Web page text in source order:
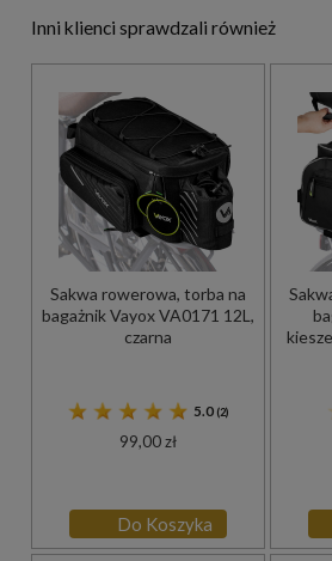
Inni klienci sprawdzali również
Sakwa rowerowa, torba na
bagażnik Vayox VA0171 12L,
czarna
5.0 (2)
99,00 zł
Do Koszyka